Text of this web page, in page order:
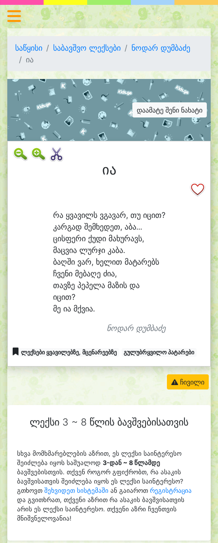
საწყისი საბავშვო ლექსები
ნოდარ დუმბაძე
ია
დაამატე შენი ნახატი
ია
რა ყვავილს ვგავარ, თუ იცით?
კარგად შემხედეთ, აბა...
ცისფერი ქუდი მახურავს,
მაცვია ლურჯი კაბა.
ბაღში ვარ, ხელით მატარებს
ჩვენი მებაღე ძია,
თავზე პეპელა მაზის და
იცით?
მე ია მქვია.
ნოდარ დუმბაძე
ლექსები ყვავილებზე, მცენარეებზე გულუბრყვილო პატარები
ჩივილი
ლექსი 3 ~ 8 წლის ბავშვებისათვის
სხვა მომხმარებლების აზრით, ეს ლექსი საინტერესო
შეიძლება იყოს საშუალოდ 3-დან ~ 8 წლამდე
ბავშვებისთვის. თქვენ როგორ გფიქრობთ, რა ასაკის
ბავშვისათვის შეიძლება იყოს ეს ლექსი საინტერესო?
გთხოვთ შეხვიდეთ სისტემაში ან გაიაროთ რეგისტრაცია
და გვითხრათ, თქვენი აზრით რა ასაკის ბავშვისათვის
არის ეს ლექსი საინტერესო. თქვენი აზრი ჩვენთვის
მნიშვნელოვანია!